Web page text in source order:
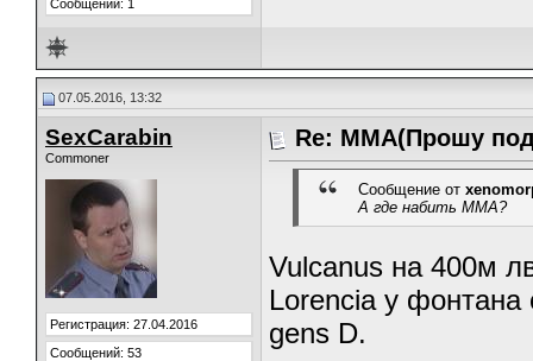
Сообщений: 1
07.05.2016, 13:32
SexCarabin
Commoner
Регистрация: 27.04.2016
Сообщений: 53
Re: ММА(Прошу
Сообщение от
А где набить ММА?
Vulcanus на 400м
Lorencia у фонтана
gens D.